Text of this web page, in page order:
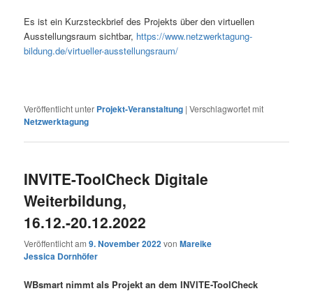
Es ist ein Kurzsteckbrief des Projekts über den virtuellen
Ausstellungsraum sichtbar, https://www.netzwerktagung-
bildung.de/virtueller-ausstellungsraum/
Veröffentlicht unter Projekt-Veranstaltung |Verschlagwortet mit
Netzwerktagung
INVITE-ToolCheck Digitale
Weiterbildung,
16.12.-20.12.2022
Veröffentlicht am9. November 2022vonMareike
Jessica Dornhöfer
WBsmart nimmt als Projekt an dem INVITE-ToolCheck